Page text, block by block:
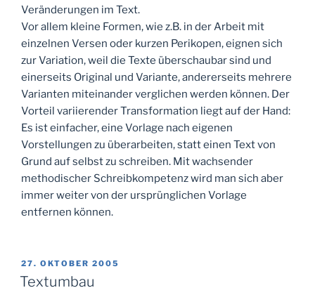
Veränderungen im Text.
Vor allem kleine Formen, wie z.B. in der Arbeit mit
einzelnen Versen oder kurzen Perikopen, eignen sich
zur Variation, weil die Texte überschaubar sind und
einerseits Original und Variante, andererseits mehrere
Varianten miteinander verglichen werden können. Der
Vorteil variierender Transformation liegt auf der Hand:
Es ist einfacher, eine Vorlage nach eigenen
Vorstellungen zu überarbeiten, statt einen Text von
Grund auf selbst zu schreiben. Mit wachsender
methodischer Schreibkompetenz wird man sich aber
immer weiter von der ursprünglichen Vorlage
entfernen können.
VERÖFFENTLICHT
AM
27. OKTOBER 2005
Textumbau